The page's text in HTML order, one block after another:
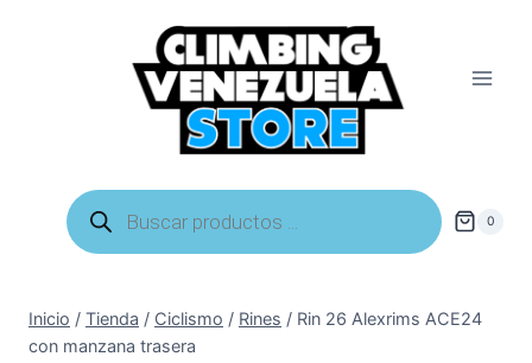
Búsqueda
de
productos
0
Inicio / Tienda / Ciclismo / Rines / Rin 26 Alexrims ACE24
con manzana trasera